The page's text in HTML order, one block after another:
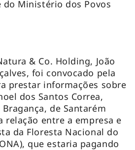
do Ministério dos Povos
& Co. Holding, João
foi convocado pela
prestar informações sobre
dos Santos Correa,
de Santarém
relação entre a empresa e
da Floresta Nacional do
que estaria pagando